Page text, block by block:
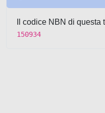
Il codice NBN di questa
150934